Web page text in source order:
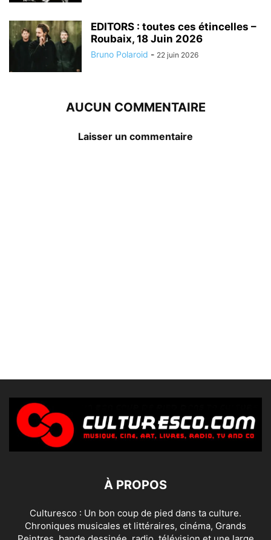
EDITORS : toutes ces étincelles –
Roubaix, 18 Juin 2026
Bruno Polaroid - 22 juin 2026
AUCUN COMMENTAIRE
Laisser un commentaire
À PROPOS
Culturesco : Un bon coup de pied dans ta culture.
Chroniques musicales et littéraires, cinéma, Grands